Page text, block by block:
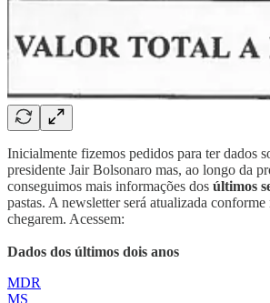
Inicialmente fizemos pedidos para ter dados
presidente Jair Bolsonaro mas, ao longo da
conseguimos mais informações dos últimos
pastas. A newsletter será atualizada conforme
chegarem. Acessem:
Dados dos últimos dois anos
MDR
MS